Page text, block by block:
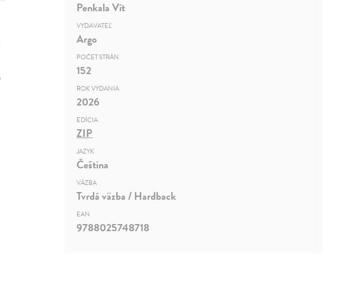
Penkala Vít
VYDAVATEĽ
Argo
POČET STRÁN
152
ROK VYDANIA
2026
EDÍCIA
ZIP
JAZYK
Čeština
VÄZBA
Tvrdá väzba / Hardback
EAN
9788025748718